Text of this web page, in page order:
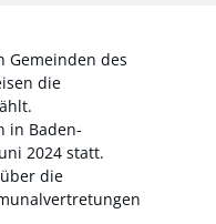
Gemeinden des
die
in Baden-
2024 statt.
die